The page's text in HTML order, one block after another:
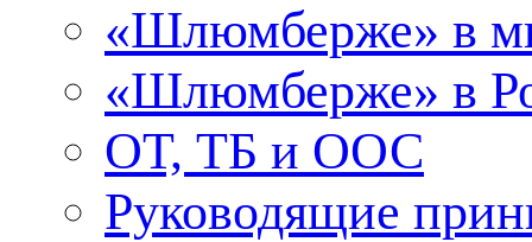
«Шлюмберже» в
«Шлюмберже» в
ОТ, ТБ и ООС
Руководящие